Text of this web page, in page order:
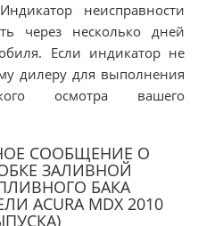
неисправности
через несколько дней
Если индикатор не
дилеру для выполнения
осмотра вашего
СООБЩЕНИЕ О
ЗАЛИВНОЙ
БАКА
ACURA MDX 2010